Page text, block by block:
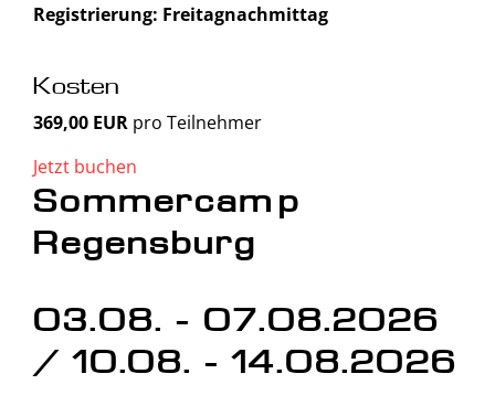
Registrierung: Freitagnachmittag
Kosten
369,00 EUR pro Teilnehmer
Jetzt buchen
Sommercamp
Regensburg
03.08. - 07.08.2026
/ 10.08. - 14.08.2026